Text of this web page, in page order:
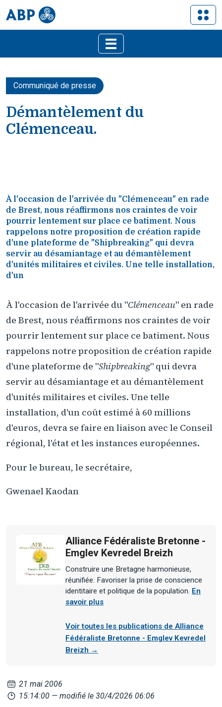
Communiqué de presse
Démantèlement du
Clémenceau.
À l'occasion de l'arrivée du "Clémenceau" en rade
de Brest, nous réaffirmons nos craintes de voir
pourrir lentement sur place ce batiment. Nous
rappelons notre proposition de création rapide
d'une plateforme de "Shipbreaking" qui devra
servir au désamiantage et au démantèlement
d'unités militaires et civiles. Une telle installation,
d'un
À l'occasion de l'arrivée du "Clémenceau" en rade
de Brest, nous réaffirmons nos craintes de voir
pourrir lentement sur place ce batiment. Nous
rappelons notre proposition de création rapide
d'une plateforme de "Shipbreaking" qui devra
servir au désamiantage et au démantèlement
d'unités militaires et civiles. Une telle
installation, d'un coût estimé à 60 millions
d'euros, devra se faire en liaison avec le Conseil
régional, l'état et les instances européennes.
Pour le bureau, le secrétaire,
Gwenael Kaodan
Alliance Fédéraliste Bretonne -
Emglev Kevredel Breizh
Construire une Bretagne harmonieuse,
réunifiée. Favoriser la prise de conscience
identitaire et politique de la population. En
savoir plus
Voir toutes les publications de Alliance
Fédéraliste Bretonne - Emglev Kevredel
Breizh →
21 mai 2006
15:14:00 — modifié le 30/4/2026 06:06